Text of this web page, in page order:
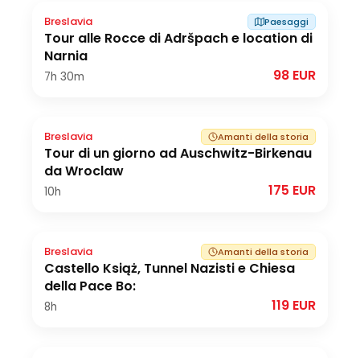
Breslavia Paesaggi
Tour alle Rocce di Adršpach e location di
Narnia
7h 30m 98 EUR
Breslavia Amanti della storia
Tour di un giorno ad Auschwitz-Birkenau
da Wroclaw
10h 175 EUR
Breslavia Amanti della storia
Castello Książ, Tunnel Nazisti e Chiesa
della Pace Bo:
8h 119 EUR